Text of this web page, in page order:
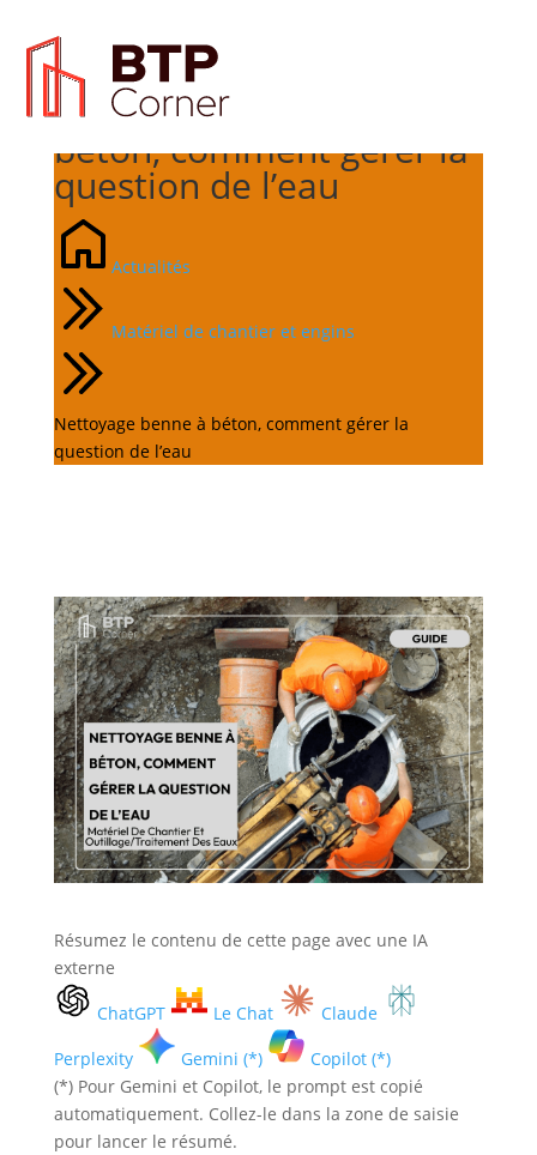
Nettoyage benne à
béton, comment gérer la
question de l’eau
Actualités
Matériel de chantier et engins
Nettoyage benne à béton, comment gérer la
question de l’eau
Résumez le contenu de cette page avec une IA
externe
ChatGPT
Le Chat
Claude
Perplexity
Gemini (*)
Copilot (*)
(*) Pour Gemini et Copilot, le prompt est copié
automatiquement. Collez-le dans la zone de saisie
pour lancer le résumé.